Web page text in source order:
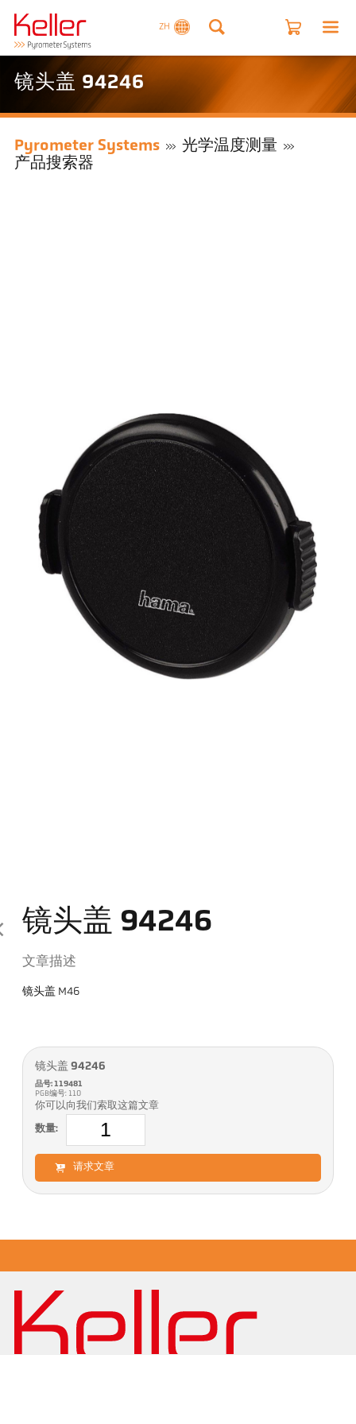
ZH
镜头盖 94246
Pyrometer Systems
光学温度测量
产品搜索器
镜头盖 94246
文章描述
镜头盖 M46
镜头盖 94246
品号: 119481
PGB编号: 110
你可以向我们索取这篇文章
数量:
请求文章